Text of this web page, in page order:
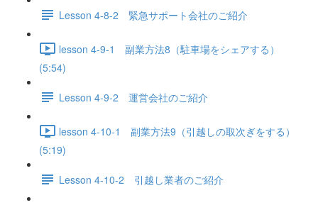
Lesson 4-8-2 緊急サポート会社のご紹介
lesson 4-9-1 副業方法8（駐車場をシェアする）
(5:54)
Lesson 4-9-2 運営会社のご紹介
lesson 4-10-1 副業方法9（引越しの取次ぎをする）
(5:19)
Lesson 4-10-2 引越し業者のご紹介